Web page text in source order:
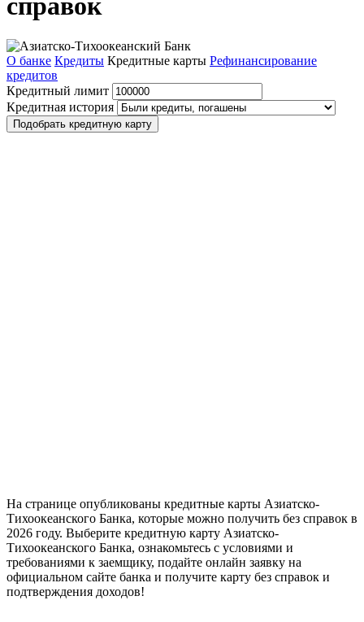
справок
О банке Кредиты Кредитные карты Рефинансирование
кредитов
Кредитный лимит
Кредитная история
Подобрать кредитную карту
На странице опубликованы кредитные карты Азиатско-
Тихоокеанского Банка, которые можно получить без справок в
2026 году. Выберите кредитную карту Азиатско-
Тихоокеанского Банка, ознакомьтесь с условиями и
требованиями к заемщику, подайте онлайн заявку на
официальном сайте банка и получите карту без справок и
подтверждения доходов!